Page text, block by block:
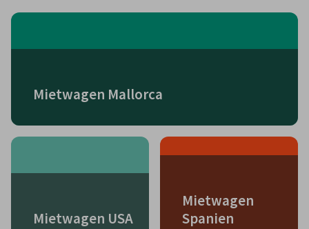
Mietwagen Mallorca
Mietwagen USA
Mietwagen
Spanien